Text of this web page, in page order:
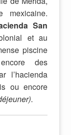
mexicaine.
San
et au
piscine
des
l’hacienda
ou encore
.